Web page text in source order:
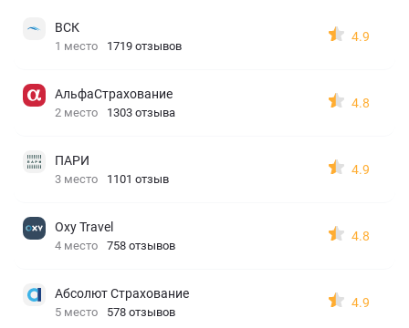
ВСК
1 место 1719 отзывов
4.9
АльфаСтрахование
2 место 1303 отзыва
4.8
ПАРИ
3 место 1101 отзыв
4.9
Oxy Travel
4 место 758 отзывов
4.8
Абсолют Страхование
5 место 578 отзывов
4.9